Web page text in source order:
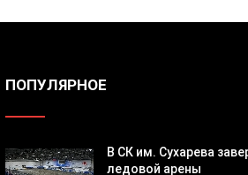
ПОПУЛЯРНОЕ
В СК им. Сухарева
ледовой арены